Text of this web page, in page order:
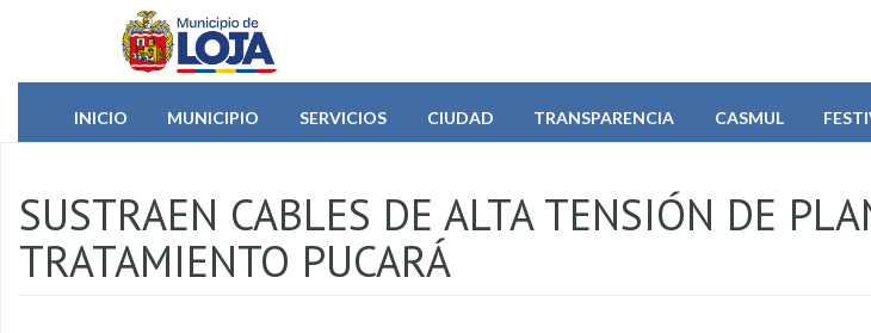
Pasar al contenido principal
INICIO
MUNICIPIO SERVICIOS CIUDAD TRANSPARENCIA CASMUL
SUSTRAEN CABLES DE ALTA TENSIÓN DE
TRATAMIENTO PUCARÁ